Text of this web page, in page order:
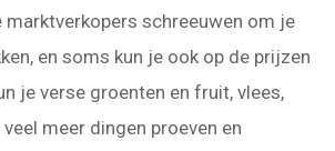
marktverkopers schreeuwen om je
en soms kun je ook op de prijzen
je verse groenten en fruit, vlees,
veel meer dingen proeven en